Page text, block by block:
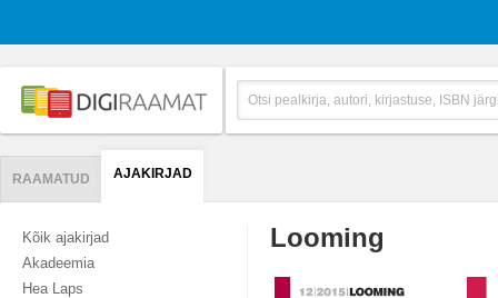
RAAMATUD AJAKIRJAD
Kõik ajakirjad
Akadeemia
Hea Laps
Looming